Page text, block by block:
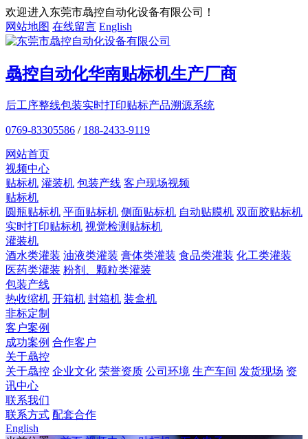
欢迎进入东莞市骉控自动化设备有限公司！
网站地图 在线留言 English
骉控自动化华南贴标机生产厂商
后工序整线包装实时打印贴标产品溯源系统
0769-83305586 / 188-2433-9119
网站首页
视频中心
贴标机 灌装机 包装产线 客户现场视频
贴标机
圆瓶贴标机 平面贴标机 侧面贴标机 自动贴膜机 双面胶贴标机
实时打印贴标机 视觉检测贴标机
灌装机
酒水类灌装 油液类灌装 膏体类灌装 食品类灌装 化工类灌装
医药类灌装 粉剂、颗粒类灌装
包装产线
热收缩机 开箱机 封箱机 装盒机
非标定制
客户案例
成功案例 合作客户
关于骉控
关于骉控 企业文化 荣誉资质 公司环境 生产车间 发货现场 资
讯中心
联系我们
联系方式 配套合作
English